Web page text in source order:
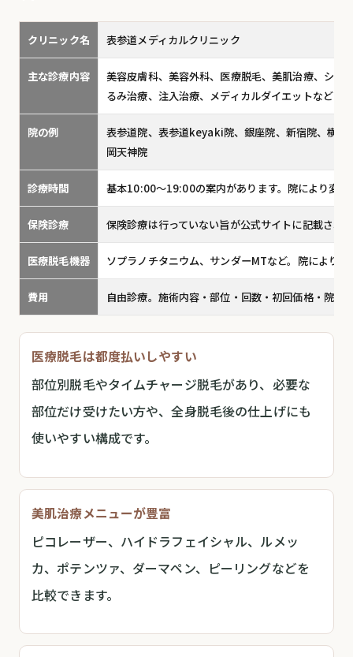
クリニック名 表参道メディカルクリニック
主な診療内容
美容皮膚科、美容外科、医療脱毛、美肌治療、シミ
るみ治療、注入治療、メディカルダイエットなど
院の例
表参道院、表参道keyaki院、銀座院、新宿院、横浜
岡天神院
診療時間 基本10:00〜19:00の案内があります。院により変更
保険診療 保険診療は行っていない旨が公式サイトに記載され
医療脱毛機器 ソプラノチタニウム、サンダーMTなど。院により
費用 自由診療。施術内容・部位・回数・初回価格・院に
医療脱毛は都度払いしやすい
部位別脱毛やタイムチャージ脱毛があり、必要な
部位だけ受けたい方や、全身脱毛後の仕上げにも
使いやすい構成です。
美肌治療メニューが豊富
ピコレーザー、ハイドラフェイシャル、ルメッ
カ、ポテンツァ、ダーマペン、ピーリングなどを
比較できます。